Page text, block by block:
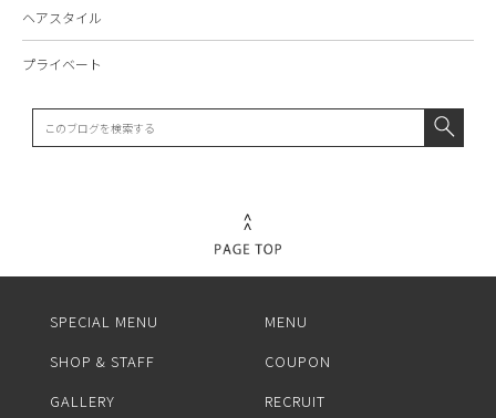
ヘアスタイル
プライベート
SPECIAL MENU
MENU
SHOP & STAFF
COUPON
GALLERY
RECRUIT